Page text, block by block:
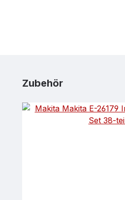
Produktgalerie überspringen
Zubehör